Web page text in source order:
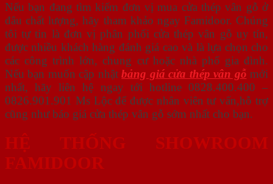
Nếu bạn đang tìm kiếm đơn vị mua cửa thép vân gỗ ở
đâu chất lượng, hãy tham khảo ngay Famidoor. Chúng
tôi tự tin là đơn vị phân phối cửa thép vân gỗ uy tín,
được nhiều khách hàng đánh giá cao và là lựa chọn cho
các công trình lớn, chung cư hoặc nhà phố gia đình.
Nếu bạn muốn cập nhậtbảng giá cửa thép vân gỗ mới
nhất, hãy liên hệ ngay tới hotline 0828.400.400 –
0826.901.901 Ms Lộc để được nhân viên tư vấn,hỗ trợ
cũng như báo giá cửa thép vân gỗ sớm nhất cho bạn.
HỆ THỐNG SHOWROOM
FAMIDOOR